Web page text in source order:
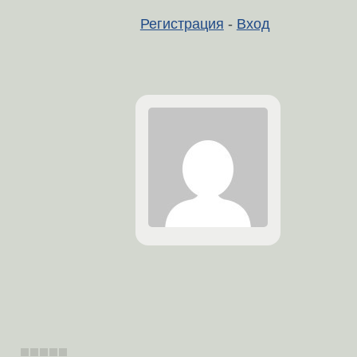
Регистрация - Вход